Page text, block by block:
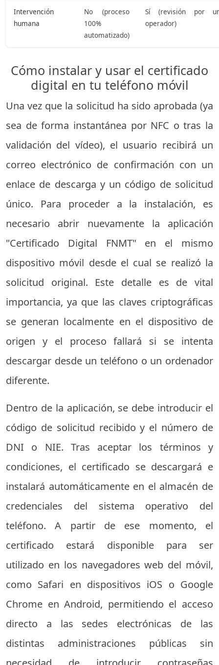
Intervención
humana
No (proceso
100%
automatizado)
Sí (revisión por
operador)
Cómo instalar y usar el certificado
digital en tu teléfono móvil
Una vez que la solicitud ha sido aprobada (ya
sea de forma instantánea por NFC o tras la
validación del vídeo), el usuario recibirá un
correo electrónico de confirmación con un
enlace de descarga y un código de solicitud
único. Para proceder a la instalación, es
necesario abrir nuevamente la aplicación
"Certificado Digital FNMT" en el mismo
dispositivo móvil desde el cual se realizó la
solicitud original. Este detalle es de vital
importancia, ya que las claves criptográficas
se generan localmente en el dispositivo de
origen y el proceso fallará si se intenta
descargar desde un teléfono o un ordenador
diferente.
Dentro de la aplicación, se debe introducir el
código de solicitud recibido y el número de
DNI o NIE. Tras aceptar los términos y
condiciones, el certificado se descargará e
instalará automáticamente en el almacén de
credenciales del sistema operativo del
teléfono. A partir de ese momento, el
certificado estará disponible para ser
utilizado en los navegadores web del móvil,
como Safari en dispositivos iOS o Google
Chrome en Android, permitiendo el acceso
directo a las sedes electrónicas de las
distintas administraciones públicas sin